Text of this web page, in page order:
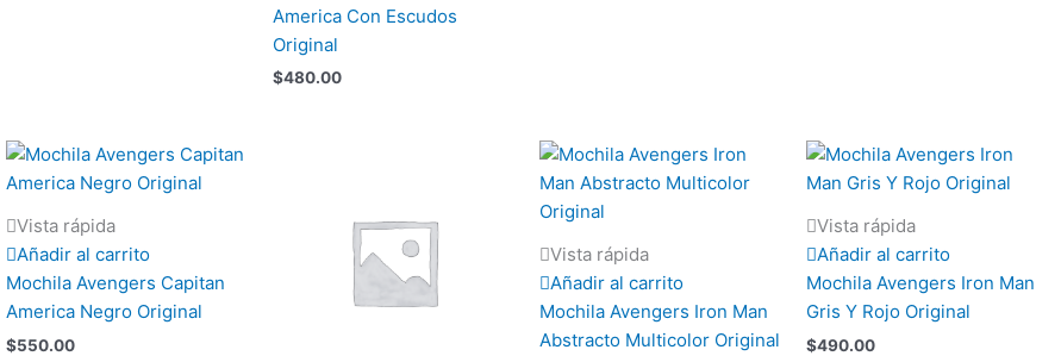
America Con Escudos
Original
$480.00
Vista rápida
Añadir al carrito
Mochila Avengers Capitan
America Negro Original
$550.00
Vista rápida
Añadir al carrito
Mochila Avengers Iron Man
Abstracto Multicolor Original
Vista rápida
Añadir al carrito
Mochila Avengers Iron Man
Gris Y Rojo Original
$490.00